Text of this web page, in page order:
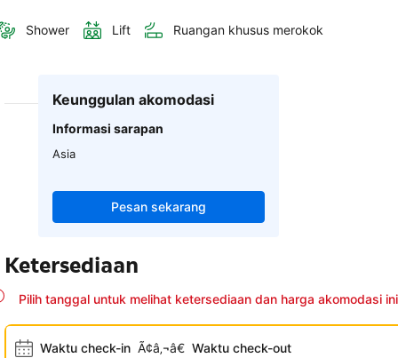
Shower Lift Ruangan khusus merokok
Keunggulan akomodasi
Informasi sarapan
Asia
Pesan sekarang
Ketersediaan
Pilih tanggal untuk melihat ketersediaan dan harga akomodasi ini
Waktu check-in Ã¢â‚¬â€ Waktu check-out